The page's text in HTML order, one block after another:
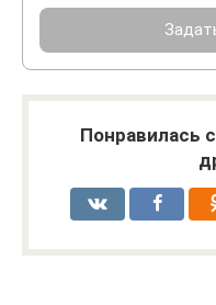
Понравилась